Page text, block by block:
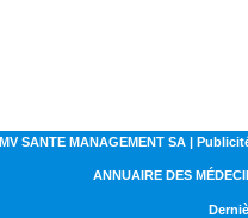
MV SANTE MANAGEMENT SA |
ANNUAIRE DES